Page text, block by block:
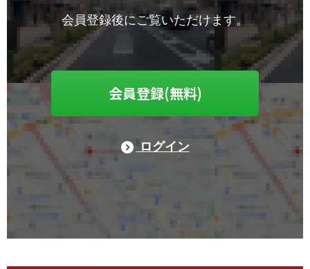
会員登録後にご覧いただけます。
会員登録(無料)
ログイン